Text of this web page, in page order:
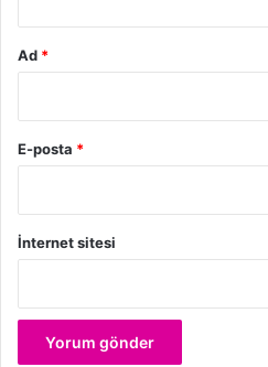
Ad *
E-posta *
İnternet sitesi